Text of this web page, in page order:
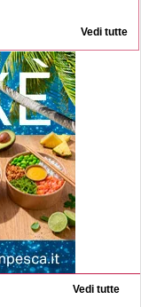
Vedi tutte
Vedi tutte